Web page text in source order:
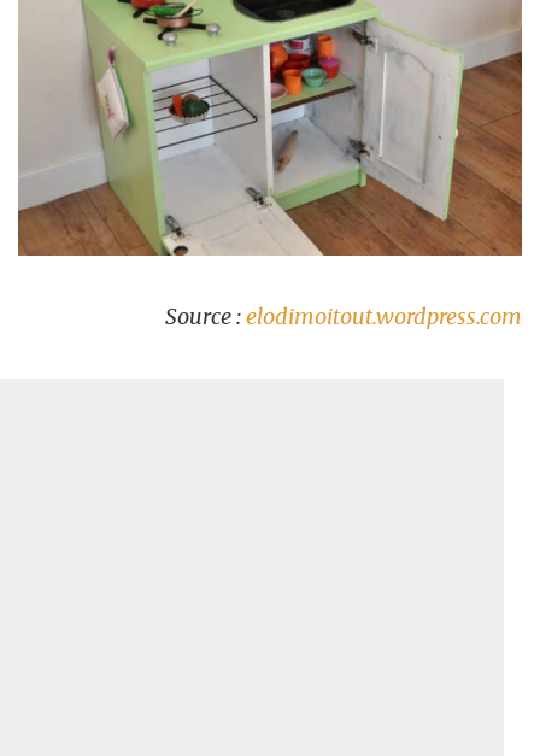
Source :elodimoitout.wordpress.com